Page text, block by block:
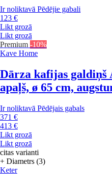
Ir noliktavā Pēdējie gabali
123 €
Likt grozā
Likt grozā
Premium -10%
Kave Home
Dārza kafijas galdiņš
apaļš, ø 65 cm,
Ir noliktavā Pēdējais gabals
371 €
413 €
Likt grozā
Likt grozā
citas varianti
+ Diametrs (3)
Keter